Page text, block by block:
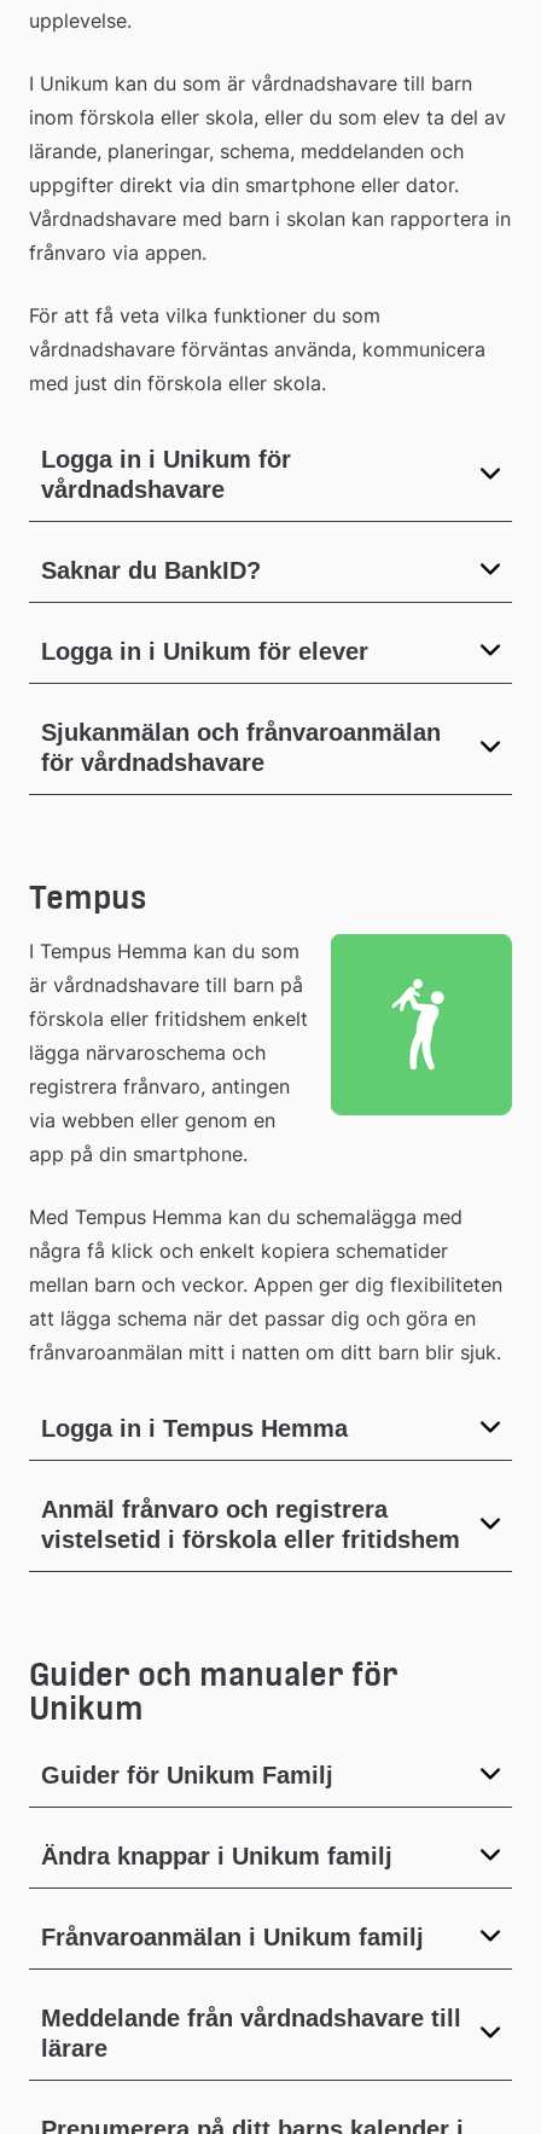
upplevelse.
I Unikum kan du som är vårdnadshavare till barn
inom förskola eller skola, eller du som elev ta del av
lärande, planeringar, schema, meddelanden och
uppgifter direkt via din smartphone eller dator.
Vårdnadshavare med barn i skolan kan rapportera in
frånvaro via appen.
För att få veta vilka funktioner du som
vårdnadshavare förväntas använda, kommunicera
med just din förskola eller skola.
Logga in i Unikum för
vårdnadshavare
Saknar du BankID?
Logga in i Unikum för elever
Sjukanmälan och frånvaroanmälan
för vårdnadshavare
Tempus
I Tempus Hemma kan du som
är vårdnadshavare till barn på
förskola eller fritidshem enkelt
lägga närvaroschema och
registrera frånvaro, antingen
via webben eller genom en
app på din smartphone.
Med Tempus Hemma kan du schemalägga med
några få klick och enkelt kopiera schematider
mellan barn och veckor. Appen ger dig flexibiliteten
att lägga schema när det passar dig och göra en
frånvaroanmälan mitt i natten om ditt barn blir sjuk.
Logga in i Tempus Hemma
Anmäl frånvaro och registrera
vistelsetid i förskola eller fritidshem
Guider och manualer för
Unikum
Guider för Unikum Familj
Ändra knappar i Unikum familj
Frånvaroanmälan i Unikum familj
Meddelande från vårdnadshavare till
lärare